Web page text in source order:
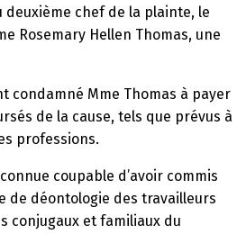
deuxième chef de la plainte, le
Rosemary Hellen Thomas, une
condamné Mme Thomas à payer
de la cause, tels que prévus à
professions.
coupable d’avoir commis
de déontologie des travailleurs
conjugaux et familiaux du